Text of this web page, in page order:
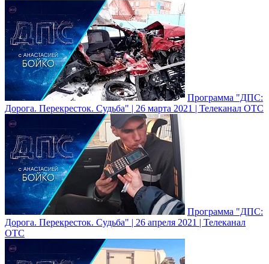
Программа "ДПС:
Дорога. Перекресток. Судьба" | 26 марта 2021 | Телеканал ОТС
Программа "ДПС:
Дорога. Перекресток. Судьба" | 26 апреля 2021 | Телеканал
ОТС